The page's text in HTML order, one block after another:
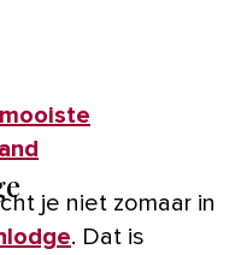
je niet zomaar in
. Dat is